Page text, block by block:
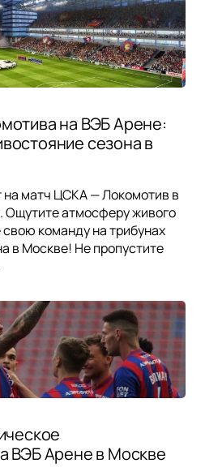
на ВЭБ Арене:
сезона в
матч ЦСКА — Локомотив в
Ощутите атмосферу живого
команду на трибунах
в Москве! Не пропустите
ВЭБ Арене в Москве